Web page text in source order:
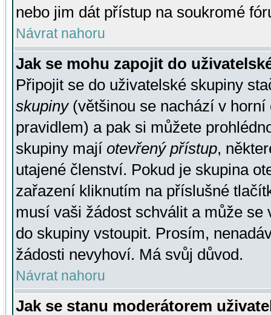
nebo jim dát přístup na soukromé
Návrat nahoru
Jak se mohu zapojit do
Připojit se do uživatelské skupiny
skupiny(většinou se nachází v horní
pravidlem) a pak si můžete
skupiny mají otevřený přístup,
utajené členství. Pokud je skupina
zařazení kliknutím na příslušné
musí vaši žádost schválit a může se
do skupiny vstoupit. Prosím,
žádosti nevyhoví. Má svůj důvod.
Návrat nahoru
Jak se stanu moderátorem